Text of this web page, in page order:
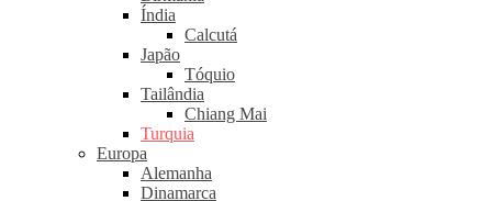
Índia
Calcutá
Japão
Tóquio
Tailândia
Chiang Mai
Turquia
Europa
Alemanha
Dinamarca